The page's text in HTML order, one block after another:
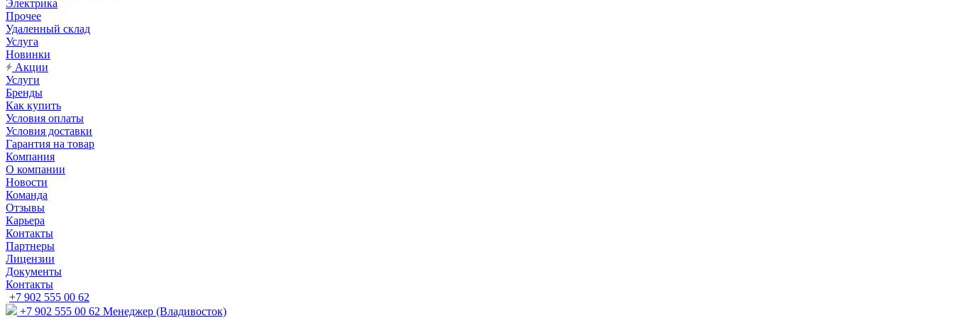
Электрика
Прочее
Удаленный склад
Услуга
Новинки
Акции
Услуги
Бренды
Как купить
Условия оплаты
Условия доставки
Гарантия на товар
Компания
О компании
Новости
Команда
Отзывы
Карьера
Контакты
Партнеры
Лицензии
Документы
Контакты
+7 902 555 00 62
+7 902 555 00 62 Менеджер (Владивосток)